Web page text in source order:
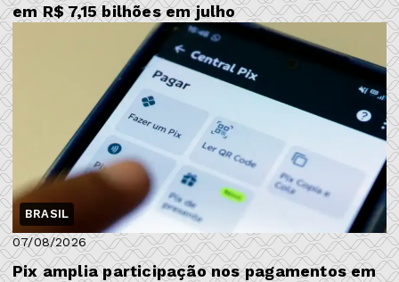
em R$ 7,15 bilhões em julho
BRASIL
07/08/2026
Pix amplia participação nos pagamentos em